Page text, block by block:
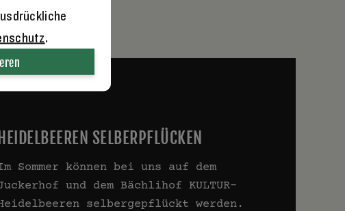
HEIDELBEEREN SELBERPFLÜCKEN
Sommer können bei uns auf dem
und dem Bächlihof KULTUR-
selbergepflückt werden.
.